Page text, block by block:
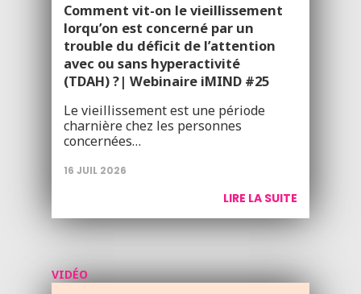
Comment vit-on le vieillissement
lorqu’on est concerné par un
trouble du déficit de l’attention
avec ou sans hyperactivité
(TDAH) ?| Webinaire iMIND #25
Le vieillissement est une période
charnière chez les personnes
concernées…
16 JUIL 2026
LIRE LA SUITE
VIDÉO